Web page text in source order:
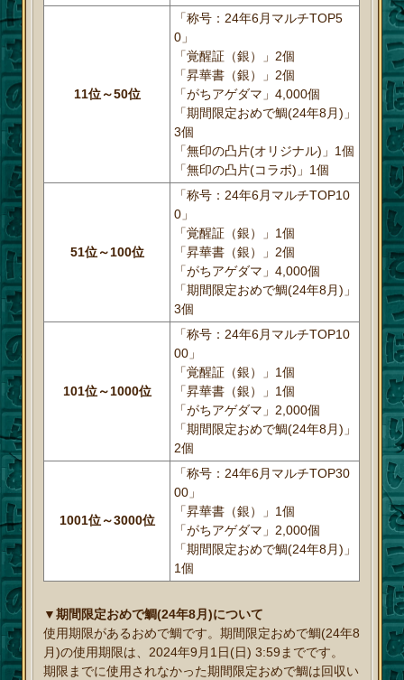
11位～50位
「称号：24年6月マルチTOP5
0」
「覚醒証（銀）」2個
「昇華書（銀）」2個
「がちアゲダマ」4,000個
「期間限定おめで鯛(24年8月)」
3個
「無印の凸片(オリジナル)」1個
「無印の凸片(コラボ)」1個
51位～100位
「称号：24年6月マルチTOP10
0」
「覚醒証（銀）」1個
「昇華書（銀）」2個
「がちアゲダマ」4,000個
「期間限定おめで鯛(24年8月)」
3個
101位～1000位
「称号：24年6月マルチTOP10
00」
「覚醒証（銀）」1個
「昇華書（銀）」1個
「がちアゲダマ」2,000個
「期間限定おめで鯛(24年8月)」
2個
1001位～3000位
「称号：24年6月マルチTOP30
00」
「昇華書（銀）」1個
「がちアゲダマ」2,000個
「期間限定おめで鯛(24年8月)」
1個
▼期間限定おめで鯛(24年8月)について
使用期限があるおめで鯛です。期間限定おめで鯛(24年8
月)の使用期限は、2024年9月1日(日) 3:59までです。
期限までに使用されなかった期間限定おめで鯛は回収い